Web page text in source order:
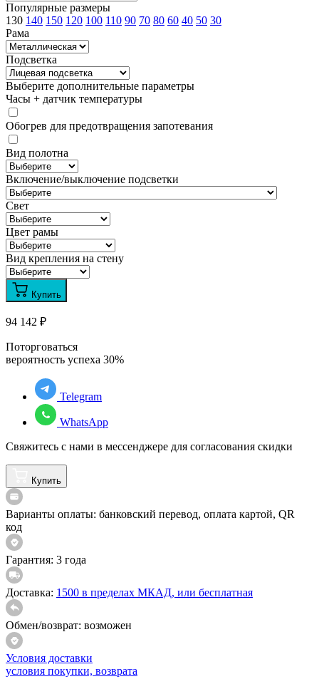
Популярные размеры
130 140 150 120 100 110 90 70 80 60 40 50 30
Рама
Подсветка
Выберите дополнительные параметры
Часы + датчик температуры
Обогрев для предотвращения запотевания
Вид полотна
Включение/выключение подсветки
Свет
Цвет рамы
Вид крепления на стену
Купить
94 142 ₽
Поторговаться
вероятность успеха 30%
Telegram
WhatsApp
Свяжитесь с нами в мессенджере для согласования скидки
Купить
Варианты оплаты: банковский перевод, оплата картой, QR
код
Гарантия: 3 года
Доставка: 1500 в пределах МКАД, или бесплатная
Обмен/возврат: возможен
Условия доставки
условия покупки, возврата